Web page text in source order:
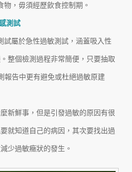
物，毋須經歷飲食控制期。
測試
試屬於急性過敏測試，涵蓋吸入性
整個檢測過程非常簡便，只要抽取
報告中更有避免或杜絕過敏原建
新鮮事，但是引發過敏的原因有很
就知道自己的病因，其次要找出過
少過敏癥狀的發生。